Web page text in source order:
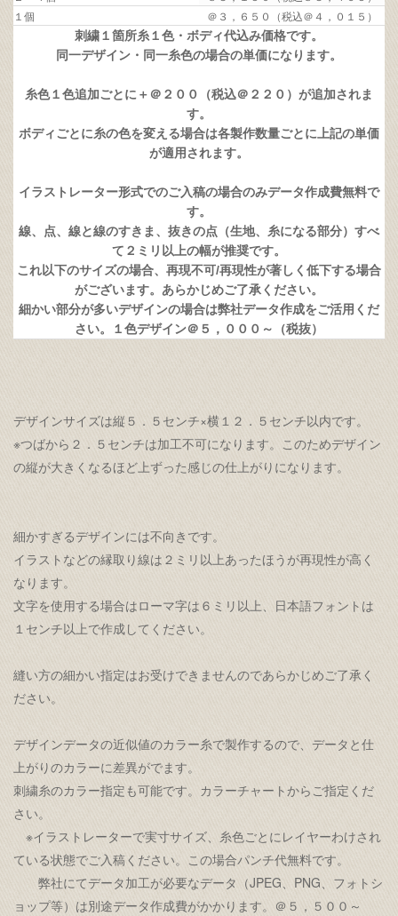
１個
＠３，６５０（税込＠４，０１５）
刺繍１箇所糸１色・ボディ代込み価格です。
同一デザイン・同一糸色の場合の単価になります。
糸色１色追加ごとに＋＠２００（税込＠２２０）が追加されま
す。
ボディごとに糸の色を変える場合は各製作数量ごとに上記の単価
が適用されます。
イラストレーター形式でのご入稿の場合のみデータ作成費無料で
す。
線、点、線と線のすきま、抜きの点（生地、糸になる部分）すべ
て２ミリ以上の幅が推奨です。
これ以下のサイズの場合、再現不可/再現性が著しく低下する場合
がございます。あらかじめご了承ください。
細かい部分が多いデザインの場合は弊社データ作成をご活用くだ
さい。１色デザイン＠５，０００～（税抜）
デザインサイズは縦５．５センチ×横１２．５センチ以内です。
※つばから２．５センチは加工不可になります。このためデザイン
の縦が大きくなるほど上ずった感じの仕上がりになります。
細かすぎるデザインには不向きです。
イラストなどの縁取り線は２ミリ以上あったほうが再現性が高く
なります。
文字を使用する場合はローマ字は６ミリ以上、日本語フォントは
１センチ以上で作成してください。
縫い方の細かい指定はお受けできませんのであらかじめご了承く
ださい。
デザインデータの近似値のカラー糸で製作するので、データと仕
上がりのカラーに差異がでます。
刺繍糸のカラー指定も可能です。カラーチャートからご指定くだ
さい。
※イラストレーターで実寸サイズ、糸色ごとにレイヤーわけされ
ている状態でご入稿ください。この場合パンチ代無料です。
弊社にてデータ加工が必要なデータ（JPEG、PNG、フォトシ
ョップ等）は別途データ作成費がかかります。＠５，５００～